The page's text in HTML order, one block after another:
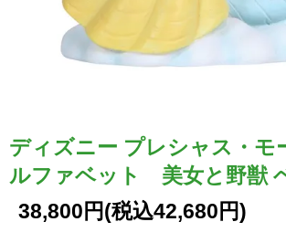
ディズニー プレシャス・モ
ルファベット 美女と野獣
38,800円(税込42,680円)